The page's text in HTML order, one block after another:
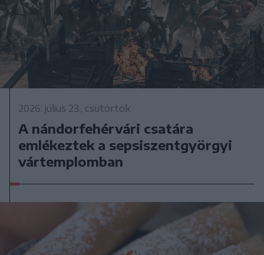
2026. július 23., csütörtök
A nándorfehérvári csatára
emlékeztek a sepsiszentgyörgyi
vártemplomban